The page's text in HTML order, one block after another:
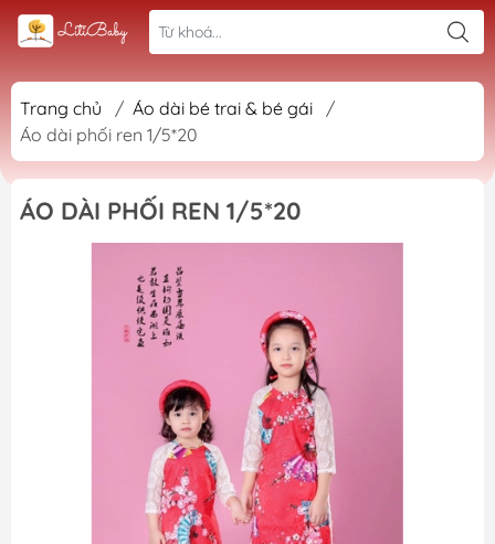
Trang chủ / Áo dài bé trai & bé gái
/
Áo dài phối ren 1/5*20
ÁO DÀI PHỐI REN 1/5*20